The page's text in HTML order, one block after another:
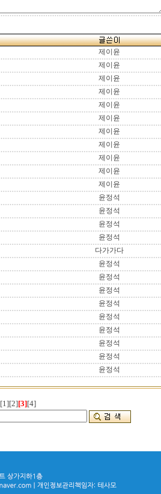
제이윤
제이윤
제이윤
제이윤
제이윤
제이윤
제이윤
제이윤
제이윤
제이윤
제이윤
윤정석
윤정석
윤정석
윤정석
다가가다
윤정석
윤정석
윤정석
윤정석
윤정석
윤정석
윤정석
윤정석
윤정석
[1][2][3][4]